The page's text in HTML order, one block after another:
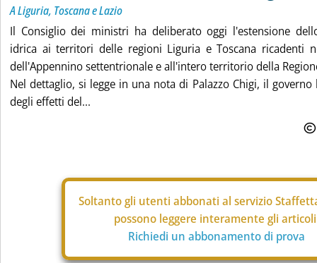
A Liguria, Toscana e Lazio
Il Consiglio dei ministri ha deliberato oggi l'estensione
idrica ai territori delle regioni Liguria e Toscana ricadenti
dell'Appennino settentrionale e all'intero territorio della
Nel dettaglio, si legge in una nota di Palazzo Chigi, il governo
degli effetti del...
Soltanto gli utenti abbonati al servizio
possono leggere interamente gli
Richiedi un abbonamento di prova